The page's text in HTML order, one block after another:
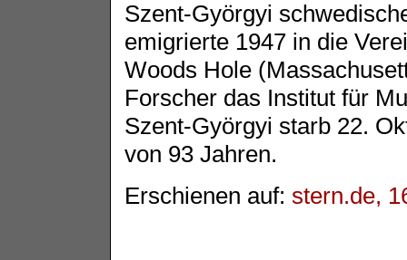
Szent-Györgyi
emigrierte 1947 in die
Woods Hole
Forscher das Institut für
Szent-Györgyi starb 22.
von 93 Jahren.
Erschienen auf: stern.de,